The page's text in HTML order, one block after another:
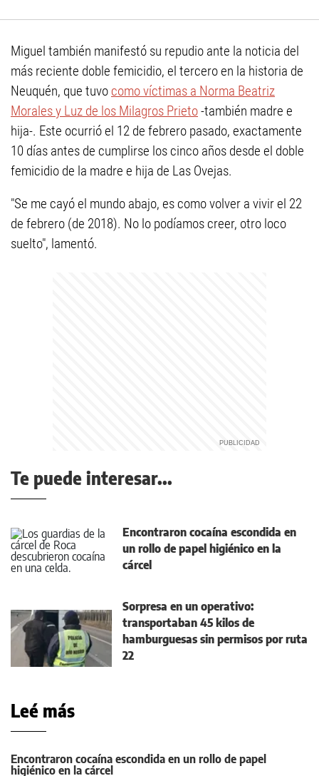
Miguel también manifestó su repudio ante la noticia del
más reciente doble femicidio, el tercero en la historia de
Neuquén, que tuvo como víctimas a Norma Beatriz
Morales y Luz de los Milagros Prieto-también madre e
hija-. Este ocurrió el 12 de febrero pasado, exactamente
10 días antes de cumplirse los cinco años desde el doble
femicidio de la madre e hija de Las Ovejas.
"Se me cayó el mundo abajo, es como volver a vivir el 22
de febrero (de 2018). No lo podíamos creer, otro loco
suelto", lamentó.
Te puede interesar...
Encontraron cocaína escondida en
un rollo de papel higiénico en la
cárcel
Sorpresa en un operativo:
transportaban 45 kilos de
hamburguesas sin permisos por ruta
22
Leé más
Encontraron cocaína escondida en un rollo de papel
higiénico en la cárcel